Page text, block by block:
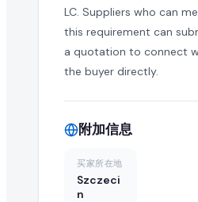
什么是成功的 refined
成功的报价提供有竞争力的批量
在 EximNext 查看采购需求
LC. Suppliers who can
this requirement can
a quotation to connect
the buyer directly.
附加信息
买家所在地
Szczeci
n